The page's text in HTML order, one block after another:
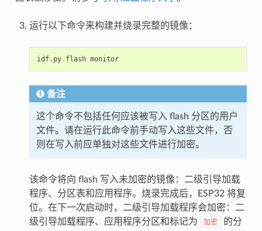
运行以下命令来构建并烧录完整的镜像：
idf.py flash monitor
备注
这个命令不包括任何应该被写入 flash 分区的用户
文件。请在运行此命令前手动写入这些文件，否
则在写入前应单独对这些文件进行加密。
该命令将向 flash 写入未加密的镜像：二级引导加载
程序、分区表和应用程序。烧录完成后，ESP32 将复
位。在下一次启动时，二级引导加载程序会加密：二
级引导加载程序、应用程序分区和标记为
加密
的分